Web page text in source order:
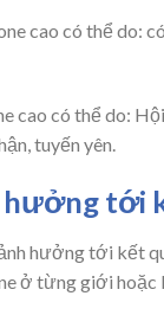
cao có thể do:
cao có thể do:
tuyến yên.
tới
hưởng tới kết
ở từng giới hoặc